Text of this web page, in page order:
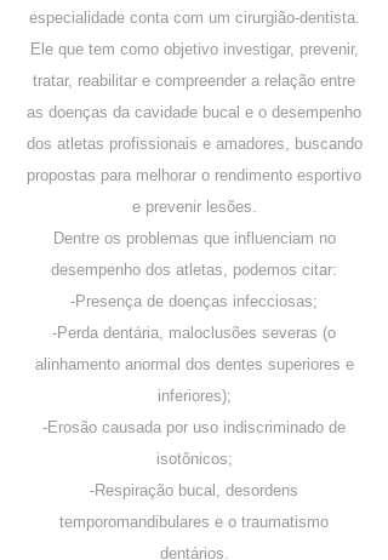
especialidade conta com um cirurgião-dentista.
Ele que tem como objetivo investigar, prevenir,
tratar, reabilitar e compreender a relação entre
as doenças da cavidade bucal e o desempenho
dos atletas profissionais e amadores, buscando
propostas para melhorar o rendimento esportivo
e prevenir lesões.
Dentre os problemas que influenciam no
desempenho dos atletas, podemos citar:
-Presença de doenças infecciosas;
-Perda dentária, maloclusões severas (o
alinhamento anormal dos dentes superiores e
inferiores);
-Erosão causada por uso indiscriminado de
isotônicos;
-Respiração bucal, desordens
temporomandibulares e o traumatismo
dentários.